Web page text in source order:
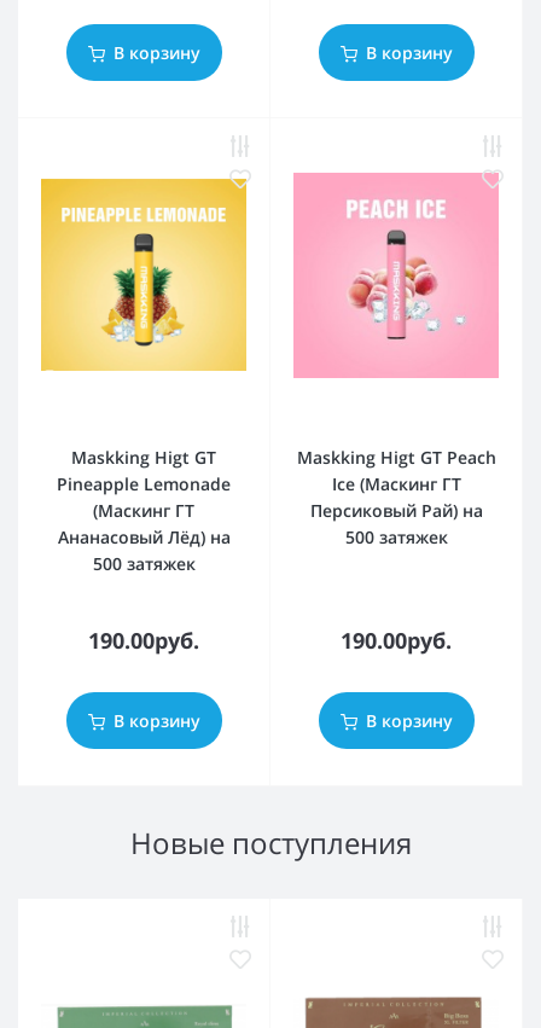
В корзину В корзину
Maskking Higt GT
Pineapple Lemonade
(Маскинг ГТ
Ананасовый Лёд) на
500 затяжек
190.00руб.
В корзину
Maskking Higt GT Peach
Ice (Маскинг ГТ
Персиковый Рай) на
500 затяжек
190.00руб.
В корзину
Новые поступления